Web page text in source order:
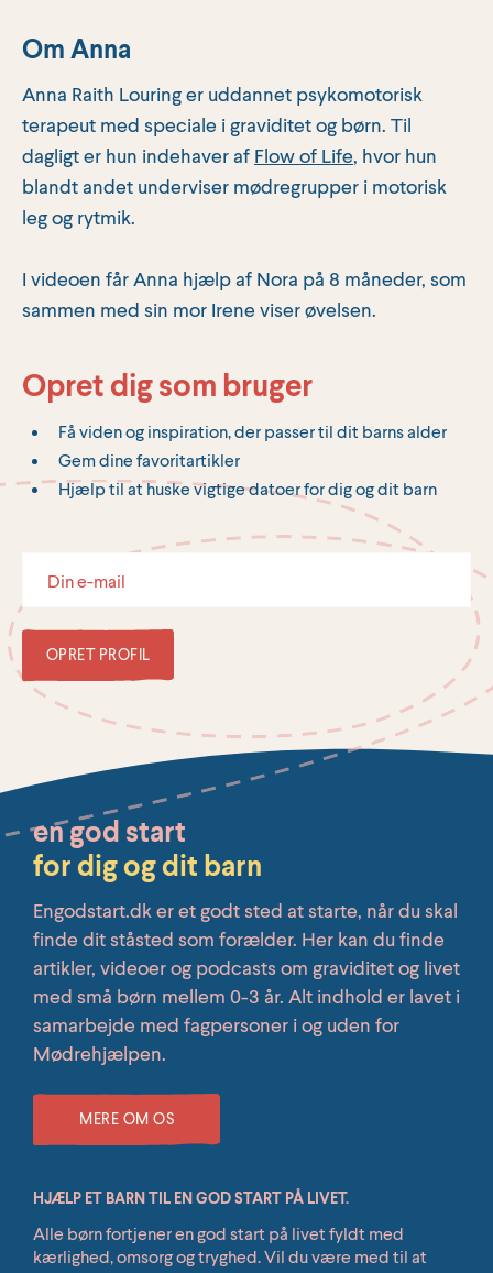
Om Anna
Anna Raith Louring er uddannet psykomotorisk
terapeut med speciale i graviditet og børn. Til
dagligt er hun indehaver af Flow of Life, hvor hun
blandt andet underviser mødregrupper i motorisk
leg og rytmik.
I videoen får Anna hjælp af Nora på 8 måneder, som
sammen med sin mor Irene viser øvelsen.
Opret dig som bruger
Få viden og inspiration, der passer til dit barns alder
Gem dine favoritartikler
Hjælp til at huske vigtige datoer for dig og dit barn
OPRET PROFIL
en god start
for dig og dit barn
Engodstart.dk er et godt sted at starte, når du skal
finde dit ståsted som forælder. Her kan du finde
artikler, videoer og podcasts om graviditet og livet
med små børn mellem 0-3 år. Alt indhold er lavet i
samarbejde med fagpersoner i og uden for
Mødrehjælpen.
MERE OM OS
HJÆLP ET BARN TIL EN GOD START PÅ LIVET.
Alle børn fortjener en god start på livet fyldt med
kærlighed, omsorg og tryghed. Vil du være med til at